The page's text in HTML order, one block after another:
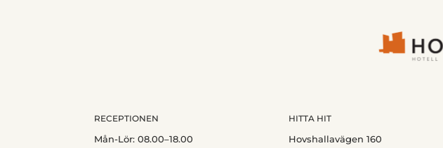
RECEPTIONEN
Mån-Lör: 08.00–18.00
HITTA HIT
Hovshallavägen 160